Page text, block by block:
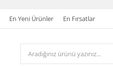
En Yeni Ürünler En Fırsatlar